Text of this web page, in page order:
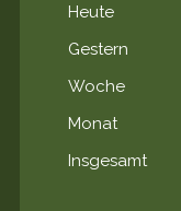
Heute
Gestern
Woche
Monat
Insgesamt